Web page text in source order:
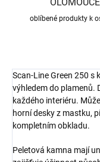
OLOMOUCE
oblíbené produkty k
Scan-Line Green 250 s
výhledem do plamenů.
každého interiéru.
horní desky z mastku,
kompletním obkladu.
Peletová kamna mají